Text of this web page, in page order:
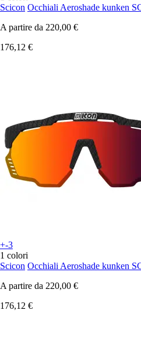
Scicon Occhiali Aeroshade kunken
A partire da 220,00 €
176,12 €
+-3
1 colori
Scicon Occhiali Aeroshade kunken
A partire da 220,00 €
176,12 €